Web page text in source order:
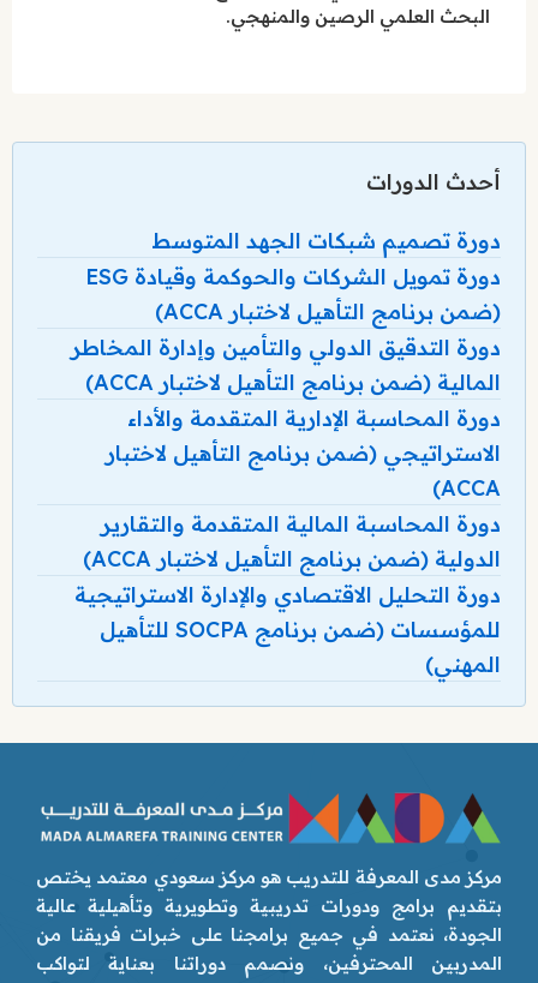
البحث العلمي الرصين والمنهجي.
أحدث الدورات
دورة تصميم شبكات الجهد المتوسط
دورة تمويل الشركات والحوكمة وقيادة ESG
(ضمن برنامج التأهيل لاختبار ACCA)
دورة التدقيق الدولي والتأمين وإدارة المخاطر
المالية (ضمن برنامج التأهيل لاختبار ACCA)
دورة المحاسبة الإدارية المتقدمة والأداء
الاستراتيجي (ضمن برنامج التأهيل لاختبار
ACCA)
دورة المحاسبة المالية المتقدمة والتقارير
الدولية (ضمن برنامج التأهيل لاختبار ACCA)
دورة التحليل الاقتصادي والإدارة الاستراتيجية
للمؤسسات (ضمن برنامج SOCPA للتأهيل
المهني)
مركز مدى المعرفة للتدريب هو مركز سعودي معتمد يختص
بتقديم برامج ودورات تدريبية وتطويرية وتأهيلية عالية
الجودة، نعتمد في جميع برامجنا على خبرات فريقنا من
المدربين المحترفين، ونصمم دوراتنا بعناية لتواكب